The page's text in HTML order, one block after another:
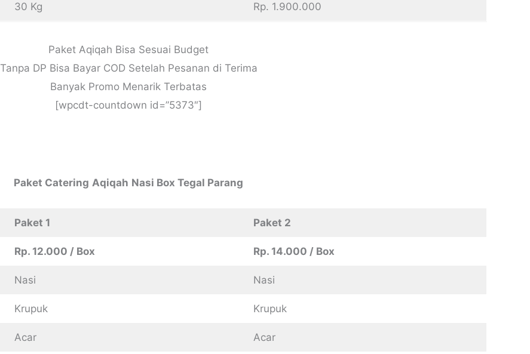
30 Kg Rp. 1.900.000
Paket Aqiqah Bisa Sesuai Budget
Tanpa DP Bisa Bayar COD Setelah Pesanan di Terima
Banyak Promo Menarik Terbatas
[wpcdt-countdown id=”5373″]
Paket Catering Aqiqah Nasi Box Tegal Parang
Paket 1 Paket 2
Rp. 12.000 / Box Rp. 14.000 / Box
Nasi Nasi
Krupuk Krupuk
Acar Acar